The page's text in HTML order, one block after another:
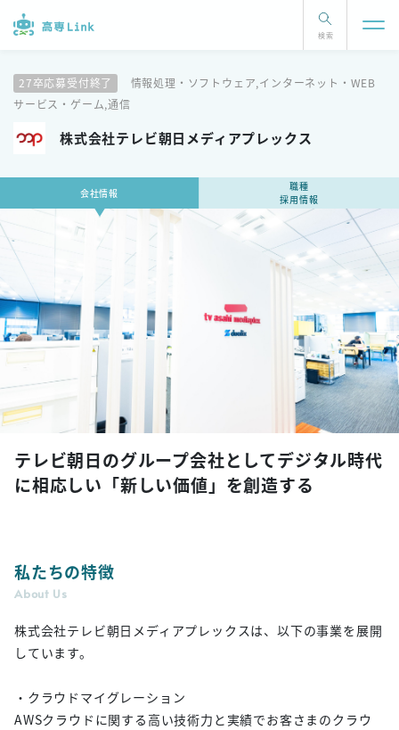
検索
株式会社テレビ朝日メディアプレックス
27卒応募受付終了
情報処理・ソフトウェア,インターネット・WEB
サービス・ゲーム,通信
会社情報
職種
採用情報
テレビ朝日のグループ会社としてデジタル時代
に相応しい「新しい価値」を創造する
私たちの特徴
About Us
株式会社テレビ朝日メディアプレックスは、以下の事業を展開
しています。
・クラウドマイグレーション
AWSクラウドに関する高い技術力と実績でお客さまのクラウ